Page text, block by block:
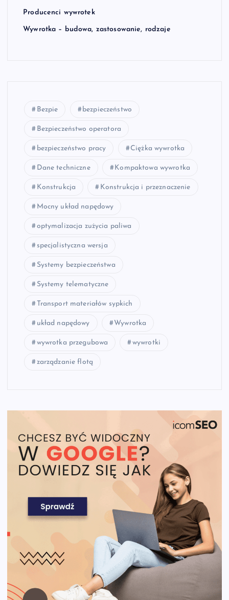
Producenci wywrotek
Wywrotka – budowa, zastosowanie, rodzaje
Bezpie bezpieczeństwo
Bezpieczeństwo operatora
bezpieczeństwo pracy Ciężka wywrotka
Dane techniczne Kompaktowa wywrotka
Konstrukcja Konstrukcja i przeznaczenie
Mocny układ napędowy
optymalizacja zużycia paliwa
specjalistyczna wersja
Systemy bezpieczeństwa
Systemy telematyczne
Transport materiałów sypkich
układ napędowy Wywrotka
wywrotka przegubowa wywrotki
zarządzanie flotą